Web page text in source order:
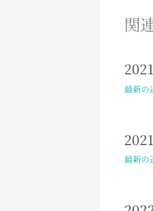
関
最新の
最新の